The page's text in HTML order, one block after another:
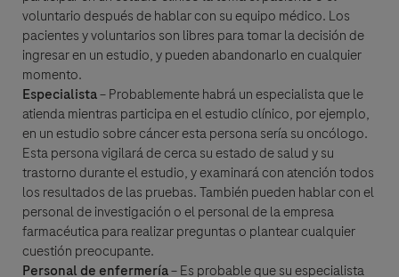
voluntario después de hablar con su equipo médico. Los
pacientes y voluntarios son libres para tomar la decisión de
ingresar en un estudio, y pueden abandonarlo en cualquier
momento.
Especialista– Probablemente habrá un especialista que le
atienda mientras participa en el estudio clínico, por ejemplo,
en un estudio sobre cáncer esta persona sería su oncólogo.
Esta persona vigilará de cerca su estado de salud y su
trastorno durante el estudio, y examinará con atención todos
los resultados de las pruebas. También pueden hablar con el
personal de investigación o el personal de la empresa
farmacéutica para realizar preguntas o plantear cualquier
cuestión preocupante.
Personal de enfermería– Es probable que su especialista